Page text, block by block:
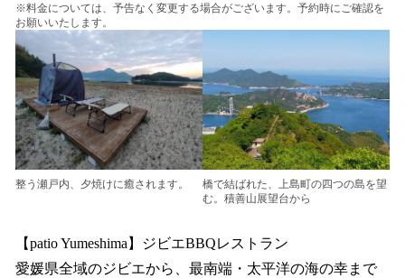
※料金については、予告なく変更する場合がございます。予約時にご確認を
お願いいたします。
整う瀬戸内、夕焼けに癒されます。
橋で結ばれた、上島町の四つの島を望
む。積善山展望台から
【patio Yumeshima】ジビエBBQレストラン
愛媛県全域のジビエから、最南端・太平洋の海の幸まで